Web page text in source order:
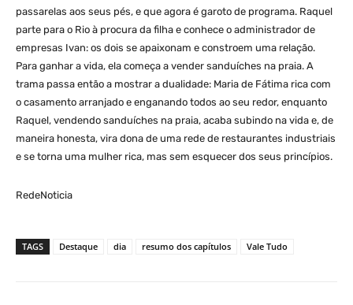
passarelas aos seus pés, e que agora é garoto de programa. Raquel
parte para o Rio à procura da filha e conhece o administrador de
empresas Ivan: os dois se apaixonam e constroem uma relação.
Para ganhar a vida, ela começa a vender sanduíches na praia. A
trama passa então a mostrar a dualidade: Maria de Fátima rica com
o casamento arranjado e enganando todos ao seu redor, enquanto
Raquel, vendendo sanduíches na praia, acaba subindo na vida e, de
maneira honesta, vira dona de uma rede de restaurantes industriais
e se torna uma mulher rica, mas sem esquecer dos seus princípios.
RedeNoticia
TAGS Destaque dia resumo dos capítulos Vale Tudo